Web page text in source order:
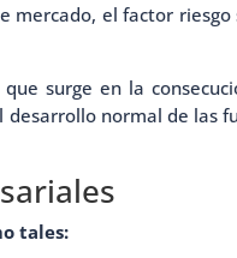
el factor
surge en la
normal de las
tales: